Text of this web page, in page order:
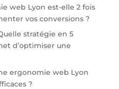
web Lyon est-elle 2 fois
vos conversions ?
stratégie en 5
d’optimiser une
ergonomie web Lyon
?